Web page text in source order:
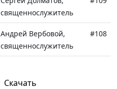
священнослужитель
Андрей Вербовой,
священнослужитель
#108
священнослужитель
Скачать